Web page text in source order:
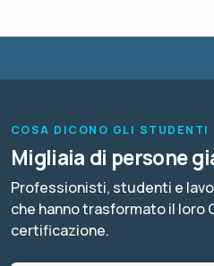
COSA DICONO GLI STUDENTI
Migliaia di persone
Professionisti, studenti e
che hanno trasformato il loro
certificazione.